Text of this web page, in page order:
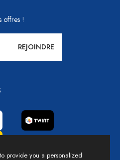
offres !
provide you a personalized